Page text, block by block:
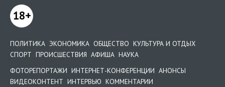
18+
ПОЛИТИКА ЭКОНОМИКА ОБЩЕСТВО КУЛЬТУРА И ОТДЫХ
СПОРТ ПРОИСШЕСТВИЯ АФИША НАУКА
ФОТОРЕПОРТАЖИ ИНТЕРНЕТ-КОНФЕРЕНЦИИ АНОНСЫ
ВИДЕОКОНТЕНТ ИНТЕРВЬЮ КОММЕНТАРИИ